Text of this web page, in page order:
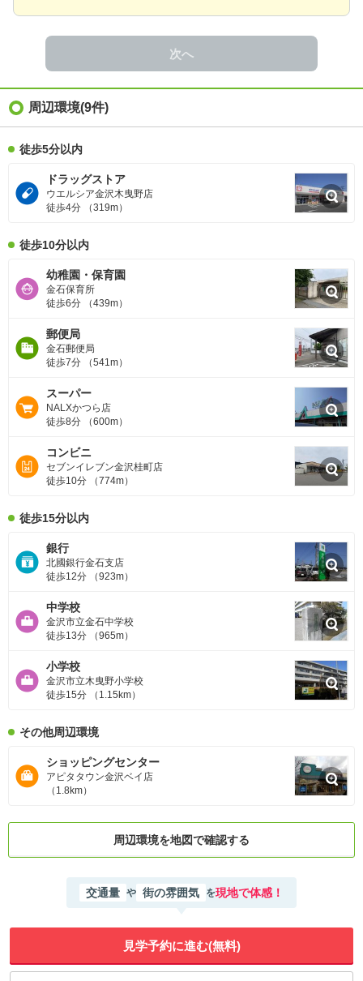
次へ
周辺環境(9件)
徒歩5分以内
ドラッグストア
ウエルシア金沢木曳野店
徒歩4分 （319m）
徒歩10分以内
幼稚園・保育園
金石保育所
徒歩6分 （439m）
郵便局
金石郵便局
徒歩7分 （541m）
スーパー
NALXかつら店
徒歩8分 （600m）
コンビニ
セブンイレブン金沢桂町店
徒歩10分 （774m）
徒歩15分以内
銀行
北國銀行金石支店
徒歩12分 （923m）
中学校
金沢市立金石中学校
徒歩13分 （965m）
小学校
金沢市立木曳野小学校
徒歩15分 （1.15km）
その他周辺環境
ショッピングセンター
アピタタウン金沢ベイ店
（1.8km）
周辺環境を地図で確認する
交通量 や 街の雰囲気 を現地で体感！
見学予約に進む(無料)